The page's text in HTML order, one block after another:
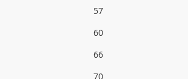
57
60
66
70